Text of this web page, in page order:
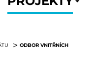
ODBOR VNITŘNÍCH